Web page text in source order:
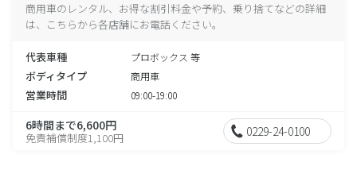
商用車のレンタル、お得な割引料金や予約、乗り捨てなどの詳細
は、こちらから各店舗にお電話ください。
代表車種 プロボックス 等
ボディタイプ 商用車
営業時間 09:00-19:00
6時間まで6,600円
免責補償制度1,100円 0229-24-0100